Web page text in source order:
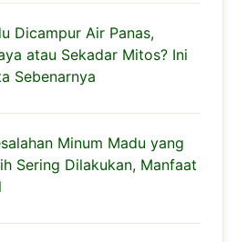
Dicampur Air Panas,
atau Sekadar Mitos? Ini
Sebenarnya
Minum Madu yang
Sering Dilakukan, Manfaat